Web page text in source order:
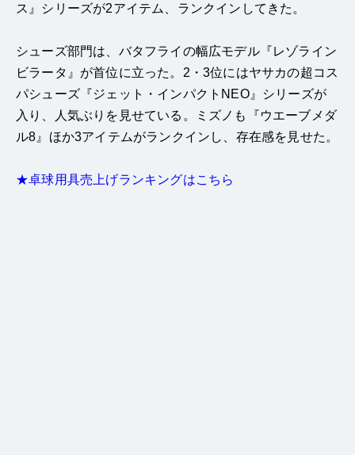
ス』シリーズが2アイテム、ランクインしてきた。
シューズ部門は、バタフライの幅広モデル『レゾライン
ビラータ』が首位に立った。2・3位にはヤサカの超コス
パシューズ『ジェット・インパクトNEO』シリーズが
入り、人気ぶりを見せている。ミズノも『ウエーブメダ
ル8』ほか3アイテムがランクインし、存在感を見せた。
★卓球用具売上げランキングはこちら